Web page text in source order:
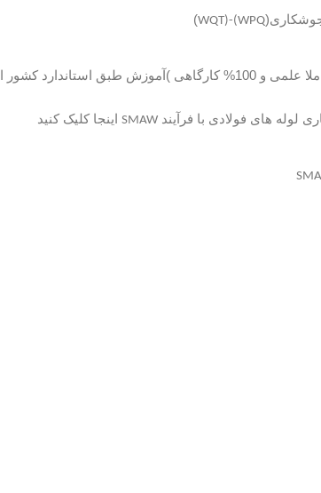
(
WPQ)-(WQT
)
علمی و کارگاهی ) آموزش طبق استاندارد کشور
لوله های فولادی با فرآیند SMAW اینجا کلیک کنید